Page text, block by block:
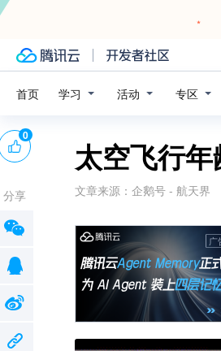
首页 学习 活动 专区
太空飞行
文章来源： 企鹅号 - 航天界
广
0
分享